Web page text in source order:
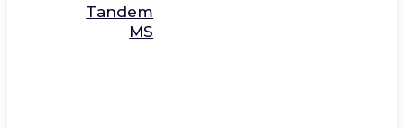
Tandem
MS